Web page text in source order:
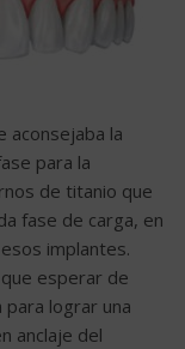
aconsejaba la
para la
de titanio que
fase de carga, en
implantes.
esperar de
lograr una
anclaje del